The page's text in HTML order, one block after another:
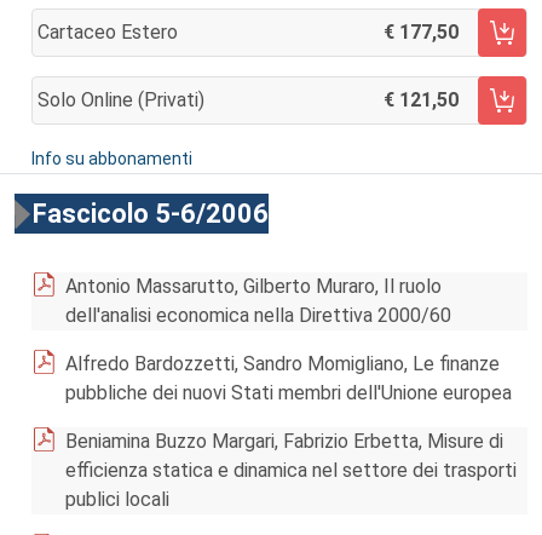
Cartaceo Estero 177,50
AGGIUNGI AL CARRELLO
Solo Online (privati) 121,50
AGGIUNGI AL CARRELLO
Info su abbonamenti
Fascicolo 5-6/2006
Antonio Massarutto, Gilberto Muraro, Il ruolo
dell'analisi economica nella Direttiva 2000/60
Alfredo Bardozzetti, Sandro Momigliano, Le finanze
pubbliche dei nuovi Stati membri dell'Unione europea
Beniamina Buzzo Margari, Fabrizio Erbetta, Misure di
efficienza statica e dinamica nel settore dei trasporti
publici locali